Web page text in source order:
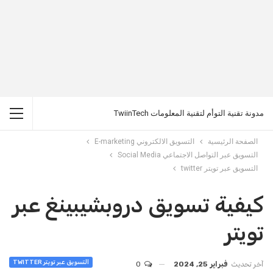
مدونة تقنية التوأم لتقنية المعلومات TwiinTech
الصفحة الرئيسية
التسويق الالكتروني E-marketing
التسويق عبر التواصل الاجتماعي Social Media
التسويق عبر تويتر twitter
كيفية تسويق دروبشيبينغ عبر
تويتر
التسويق عبر تويتر TWITTER آخر تحديث فبراير 25, 2024